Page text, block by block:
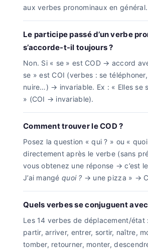
aux verbes pronominaux en général.
Le participe passé d’un verbe
s’accorde-t-il toujours ?
Non. Si « se » est COD → accord
se » est COI (verbes : se
nuire…) → invariable. Ex : « Elles se
» (COI → invariable).
Comment trouver le COD ?
Posez la question « qui ? » ou «
directement après le verbe (sans
vous obtenez une réponse → c’est
J’ai mangé quoi ? → une pizza » →
Quels verbes se conjuguent
Les 14 verbes de déplacement/état
partir, arriver, entrer, sortir, naître,
tomber, retourner, monter,